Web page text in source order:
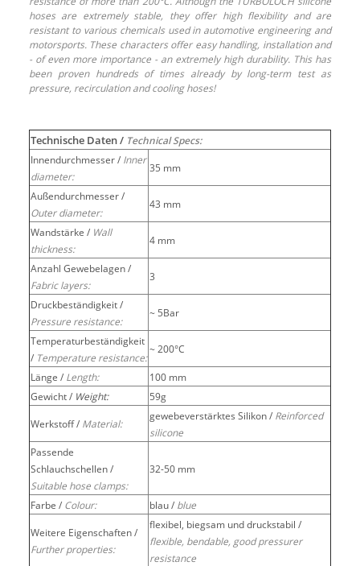
hoses are extremely stable, they offer high flexibility and are
resistant to various chemicals used in automotive engineering and
motorsports. These characters offer easy handling, installation and
- of even more importance - an extremely high durability. This has
been proven hundreds of times already by long-term test as
pressure, recirculation and cooling hoses!
Technische Daten / Technical Specs:
Innendurchmesser / Inner
diameter:
35 mm
Außendurchmesser /
Outer diameter:
43 mm
Wandstärke / Wall
thickness:
4 mm
Anzahl Gewebelagen /
Fabric layers:
3
Druckbeständigkeit /
Pressure resistance:
~ 5Bar
Temperaturbeständigkeit
/ Temperature resistance:
~ 200°C
Länge / Length:
100 mm
Gewicht / Weight:
59g
Werkstoff / Material:
gewebeverstärktes Silikon / Reinforced
silicone
Passende
Schlauchschellen /
Suitable hose clamps:
32-50 mm
Farbe / Colour: blau / blue
Weitere Eigenschaften /
Further properties:
flexibel, biegsam und druckstabil /
flexible, bendable, good pressurer
resistance